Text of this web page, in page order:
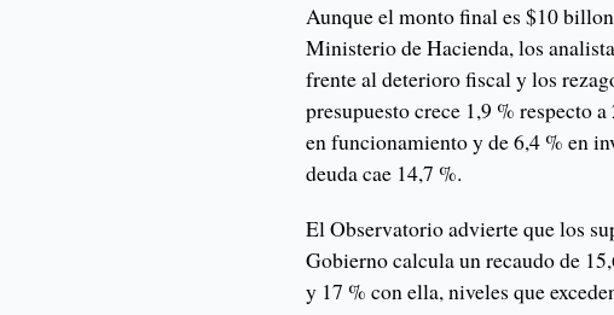
Aunque el monto final es $10
Ministerio de Hacienda, los
frente al deterioro fiscal y los
presupuesto crece 1,9 % respecto
en funcionamiento y de 6,4 % en
deuda cae 14,7 %.
El Observatorio advierte que los
Gobierno calcula un recaudo de
y 17 % con ella, niveles que